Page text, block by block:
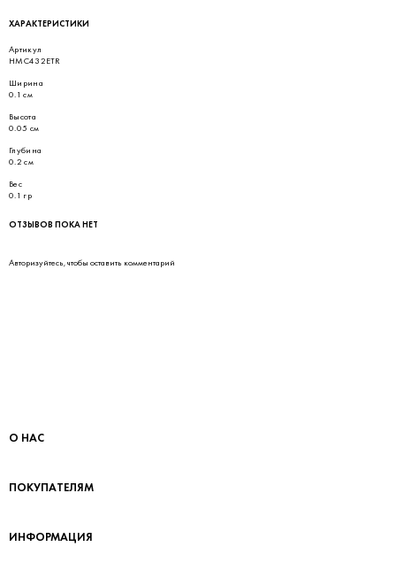
ХАРАКТЕРИСТИКИ
Артикул
HMC432ETR
Ширина
0.1 см
Высота
0.05 см
Глубина
0.2 см
Вес
0.1 гр
ОТЗЫВОВ ПОКА НЕТ
Авторизуйтесь, чтобы оставить комментарий
О НАС
ПОКУПАТЕЛЯМ
ИНФОРМАЦИЯ